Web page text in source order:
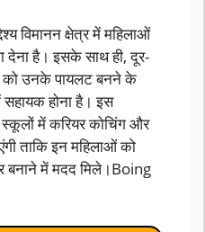
विमानन क्षेत्र में महिलाओं
देना है। इसके साथ ही, दूर-
को उनके पायलट बनने के
होना है। इस
में करियर कोचिंग और
ताकि इन महिलाओं को
बनाने में मदद मिले।Boing